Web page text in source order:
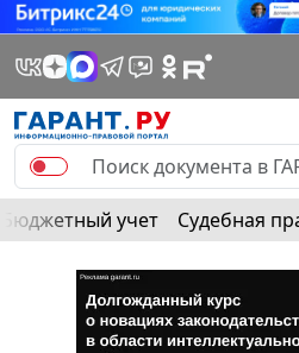
Бюджетный учет Судебная